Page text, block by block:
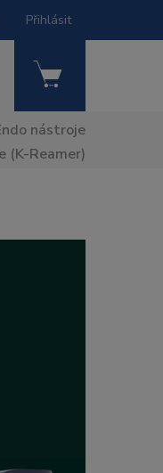
Přihlásit
nástroje
(K-Reamer)